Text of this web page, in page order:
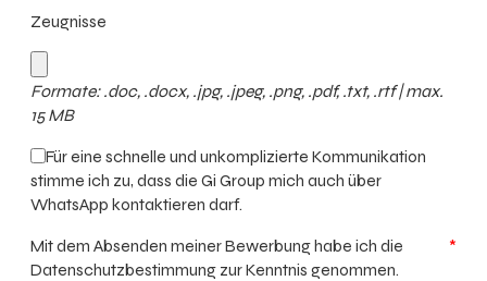
Zeugnisse
Formate: .doc, .docx, .jpg, .jpeg, .png, .pdf, .txt, .rtf | max.
15 MB
Für eine schnelle und unkomplizierte Kommunikation
stimme ich zu, dass die Gi Group mich auch über
WhatsApp kontaktieren darf.
*
Mit dem Absenden meiner Bewerbung habe ich die
Datenschutzbestimmung zur Kenntnis genommen.